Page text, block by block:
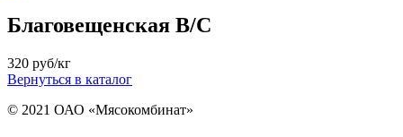
Благовещенская В/С
320 руб/кг
Вернуться в каталог
© 2021 ОАО «Мясокомбинат»